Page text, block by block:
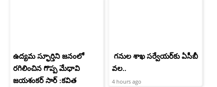
ఉద్యమ స్ఫూర్తిని జనంలో
రగిలించిన గొప్ప మేధావి
జయశంకర్ సార్ :కవిత
గనుల శాఖ సర్వేయర్‌కు ఏసీబీ
వల..
4 hours ago